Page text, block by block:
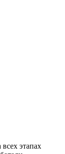
этапах